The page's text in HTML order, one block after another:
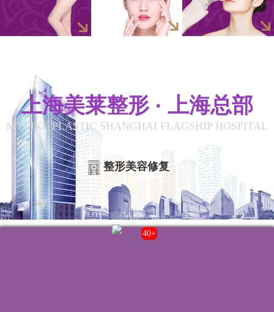
上海美莱整形 · 上海总部
MYLIKE PLASTIC SHANGHAI FLAGSHIP HOSPITAL
整形美容修复
43+